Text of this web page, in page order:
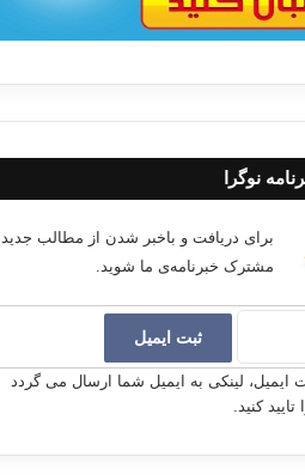
نوگرا
برای دریافت و باخبر شدن از مطالب جدید
مشترک خبرنامه‌ی ما شوید.
ایمیل، لینکی به ایمیل شما ارسال می گردد
تایید کنید.